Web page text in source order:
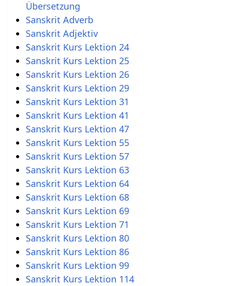
Übersetzung
Sanskrit Adverb
Sanskrit Adjektiv‏‎
Sanskrit Kurs Lektion 24
Sanskrit Kurs Lektion 25
Sanskrit Kurs Lektion 26
Sanskrit Kurs Lektion 29
Sanskrit Kurs Lektion 31
Sanskrit Kurs Lektion 41
Sanskrit Kurs Lektion 47
Sanskrit Kurs Lektion 55
Sanskrit Kurs Lektion 57
Sanskrit Kurs Lektion 63
Sanskrit Kurs Lektion 64
Sanskrit Kurs Lektion 68
Sanskrit Kurs Lektion 69
Sanskrit Kurs Lektion 71
Sanskrit Kurs Lektion 80
Sanskrit Kurs Lektion 86
Sanskrit Kurs Lektion 99
Sanskrit Kurs Lektion 114